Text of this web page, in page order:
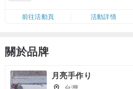
限，額滿即止，僅限「常用信用
卡」結帳）
前往活動頁 活動詳情
關於品牌
月亮手作り